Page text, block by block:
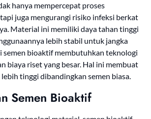
hanya mempercepat proses
juga mengurangi risiko infeksi berkat
Material ini memiliki daya tahan tinggi
lebih stabil untuk jangka
semen bioaktif membutuhkan teknologi
biaya riset yang besar. Hal ini membuat
tinggi dibandingkan semen biasa.
Semen Bioaktif